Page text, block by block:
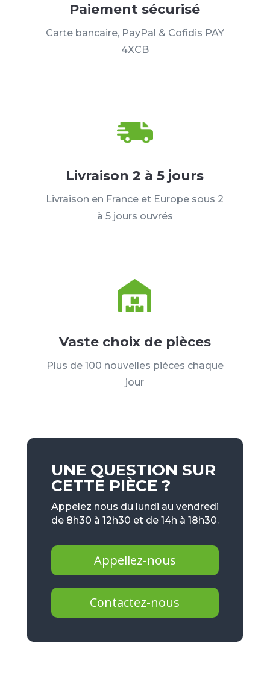
Paiement sécurisé
Carte bancaire, PayPal & Cofidis PAY
4XCB
Livraison 2 à 5 jours
Livraison en France et Europe sous 2
à 5 jours ouvrés
Vaste choix de pièces
Plus de 100 nouvelles pièces chaque
jour
UNE QUESTION SUR
CETTE PIÈCE ?
Appelez nous du lundi au vendredi
de 8h30 à 12h30 et de 14h à 18h30.
Appellez-nous
Contactez-nous